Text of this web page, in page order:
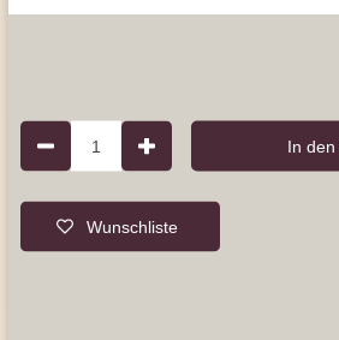
1 In
Wunschliste